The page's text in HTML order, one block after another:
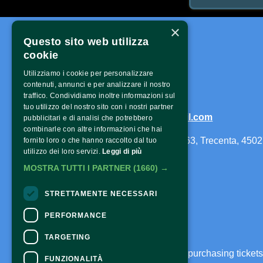
Telefono:3473584444
Email:caltoarxfestival@gmail.com
Indirizzo: Largo Achille Pirani 63, Trecenta,
For information and support in purchasing
×
Questo sito web utilizza
cookie
Utilizziamo i cookie per personalizzare
contenuti, annunci e per analizzare il nostro
traffico. Condividiamo inoltre informazioni sul
tuo utilizzo del nostro sito con i nostri partner
pubblicitari e di analisi che potrebbero
combinarle con altre informazioni che hai
fornito loro o che hanno raccolto dal tuo
utilizzo dei loro servizi. Leggi di più
MOSTRA TUTTI I PARTNER (1660) →
STRETTAMENTE NECESSARI
PERFORMANCE
TARGETING
FUNZIONALITÀ